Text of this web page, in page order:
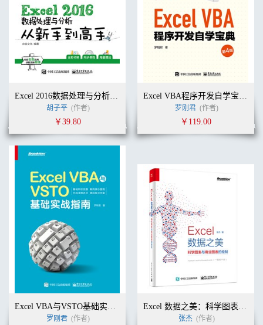
Excel 2016数据处理与分析从新手到高手
胡子平 (作者)
￥39.80
Excel VBA程序开发自学宝典（第4版）
罗刚君 (作者)
￥119.00
Excel VBA与VSTO基础实战指南
罗刚君 (作者)
Excel 数据之美：科学图表与商业图表的绘制（全彩）
张杰 (作者)